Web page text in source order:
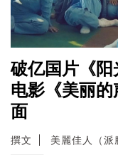
破亿国片《阳
电影《美丽
面
撰文 美麗佳人（派